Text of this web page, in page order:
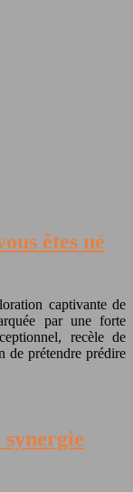
êtes né
captivante de
par une forte
recèle de
de prétendre prédire
synergie